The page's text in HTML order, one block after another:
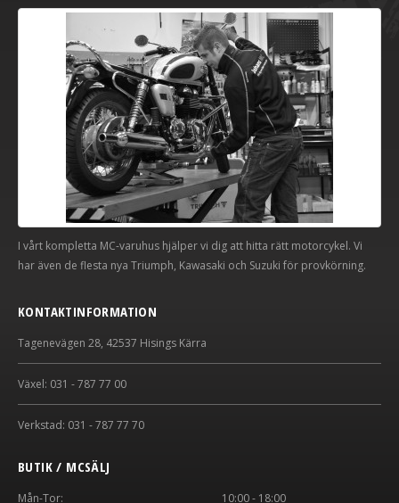
I vårt kompletta MC-varuhus hjälper vi dig att hitta rätt motorcykel. Vi
har även de flesta nya Triumph, Kawasaki och Suzuki för provkörning.
KONTAKTINFORMATION
Tagenevägen 28, 42537 Hisings Kärra
Växel: 031 - 787 77 00
Verkstad: 031 - 787 77 70
BUTIK / MCSÄLJ
Mån-Tor: 10:00 - 18:00